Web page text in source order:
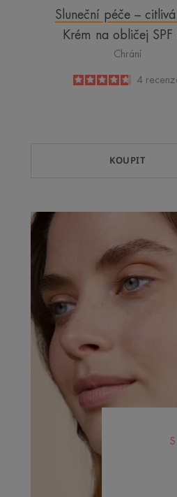
Sluneční péče –
Krém na obličej
Chrání
4.8
/
5
4
KOUPIT